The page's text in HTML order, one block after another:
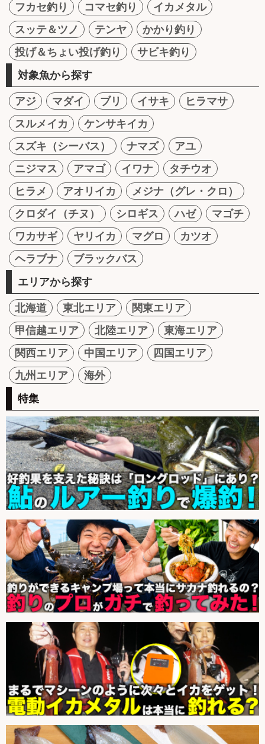
フカセ釣り
コマセ釣り
イカメタル
スッテ＆ツノ
テンヤ
かかり釣り
投げ＆ちょい投げ釣り
サビキ釣り
対象魚から探す
アジ マダイ ブリ イサキ
ヒラマサ
スルメイカ
ケンサキイカ
スズキ（シーバス）
ナマズ
アユ
ニジマス
アマゴ イワナ
タチウオ
ヒラメ
アオリイカ
メジナ（グレ・クロ）
クロダイ（チヌ）
シロギス ハゼ
マゴチ
ワカサギ
ヤリイカ マグロ
カツオ
ヘラブナ
ブラックバス
エリアから探す
北海道 東北エリア
関東エリア
甲信越エリア
北陸エリア
東海エリア
関西エリア
中国エリア
四国エリア
九州エリア
海外
特集